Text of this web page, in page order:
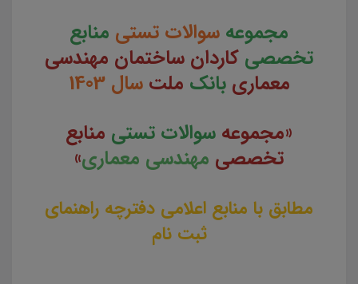
مجموعه سوالات تستی منابع
تخصصی کاردان ساختمان مهندسی
معماریبانک ملتسال 1403
«مجموعه سوالات تستی منابع
تخصصی مهندسی معماری»
مطابق با منابع اعلامی دفترچه راهنمای
ثبت نام